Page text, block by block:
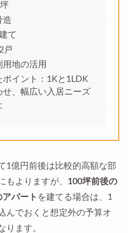
造
て
戸
用地の活用
ポイント：1Kと1LDK
せ、幅広い入居ニーズ
1億円前後は比較的高額な部
もよりますが、 100坪前後の
パート を建てる場合は、1
んでおくと想定外の予算オ
ります。